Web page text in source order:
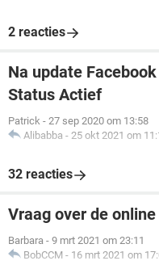
2 reacties
Na update
Status Actief
Patrick - 27 sep 2020 om 13:58
Alibabba - 25 okt 2021 om
32 reacties
Vraag over de
Barbara - 9 mrt 2021 om 23:11
BobCCM - 16 mrt 2021 om